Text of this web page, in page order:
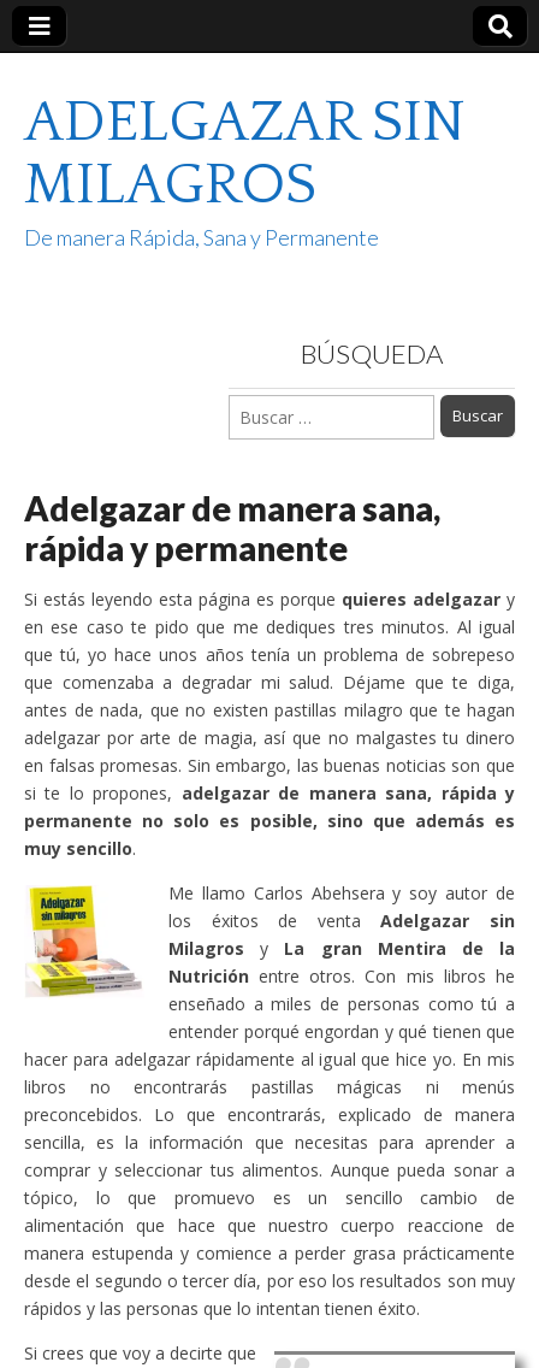
ADELGAZAR SIN
MILAGROS
De manera Rápida, Sana y Permanente
BÚSQUEDA
Buscar:
Adelgazar de manera sana,
rápida y permanente
Si estás leyendo esta página es porque quieres adelgazar y
en ese caso te pido que me dediques tres minutos. Al igual
que tú, yo hace unos años tenía un problema de sobrepeso
que comenzaba a degradar mi salud. Déjame que te diga,
antes de nada, que no existen pastillas milagro que te hagan
adelgazar por arte de magia, así que no malgastes tu dinero
en falsas promesas. Sin embargo, las buenas noticias son que
si te lo propones, adelgazar de manera sana, rápida y
permanente no solo es posible, sino que además es
muy sencillo.
Me llamo Carlos Abehsera y soy autor de
los éxitos de ventaAdelgazar sin
Milagros y La gran Mentira de la
Nutrición entre otros. Con mis libros he
enseñado a miles de personas como tú a
entender porqué engordan y qué tienen que
hacer para adelgazar rápidamente al igual que hice yo. En mis
libros no encontrarás pastillas mágicas ni menús
preconcebidos. Lo que encontrarás, explicado de manera
sencilla, es la información que necesitas para aprender a
comprar y seleccionar tus alimentos. Aunque pueda sonar a
tópico, lo que promuevo es un sencillo cambio de
alimentación que hace que nuestro cuerpo reaccione de
manera estupenda y comience a perder grasa prácticamente
desde el segundo o tercer día, por eso los resultados son muy
rápidos y las personas que lo intentan tienen éxito.
Si crees que voy a decirte que